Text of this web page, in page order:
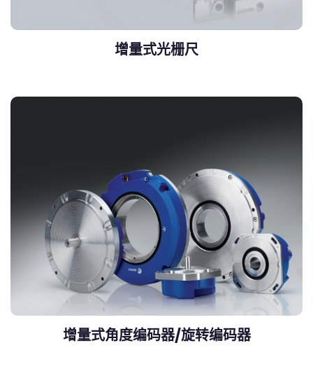
增量式光栅尺
增量式角度编码器/旋转编码器